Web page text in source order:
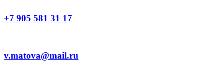
+7 905 581 31 17
v.matova@mail.ru